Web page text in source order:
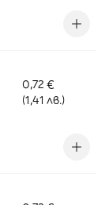
0,72 €
(1,41 лв.)